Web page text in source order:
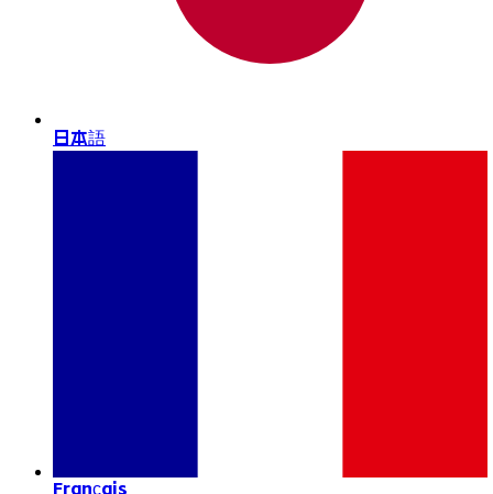
日本語
Français